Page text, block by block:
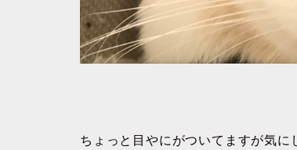
ちょっと目やにがついてますが気に